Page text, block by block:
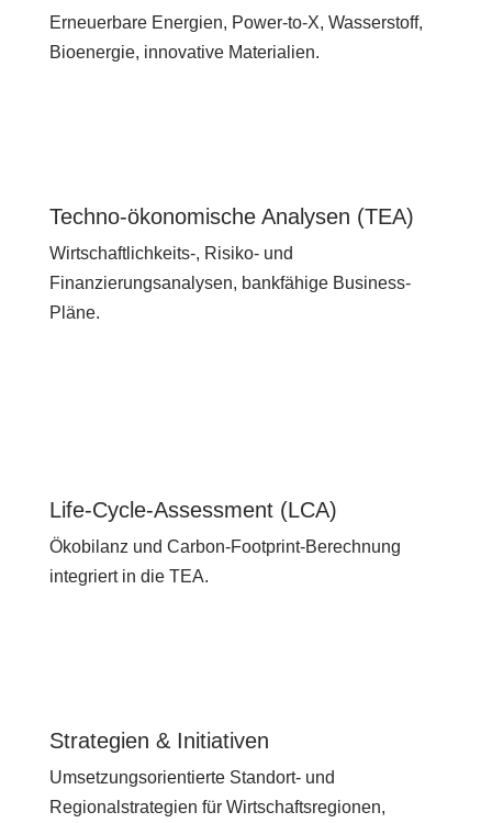
Erneuerbare Energien, Power-to-X, Wasserstoff,
Bioenergie, innovative Materialien.
Techno-ökonomische Analysen (TEA)
Wirtschaftlichkeits-, Risiko- und
Finanzierungsanalysen, bankfähige Business-
Pläne.
Life-Cycle-Assessment (LCA)
Ökobilanz und Carbon-Footprint-Berechnung
integriert in die TEA.
Strategien & Initiativen
Umsetzungsorientierte Standort- und
Regionalstrategien für Wirtschaftsregionen,